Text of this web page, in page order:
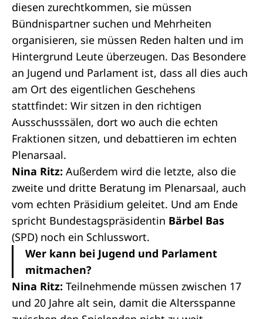
diesen zurechtkommen, sie müssen
Bündnispartner suchen und Mehrheiten
organisieren, sie müssen Reden halten und im
Hintergrund Leute überzeugen. Das Besondere
an Jugend und Parlament ist, dass all dies auch
am Ort des eigentlichen Geschehens
stattfindet: Wir sitzen in den richtigen
Ausschusssälen, dort wo auch die echten
Fraktionen sitzen, und debattieren im echten
Plenarsaal.
Nina Ritz: Außerdem wird die letzte, also die
zweite und dritte Beratung im Plenarsaal, auch
vom echten Präsidium geleitet. Und am Ende
spricht Bundestagspräsidentin Bärbel Bas
(SPD) noch ein Schlusswort.
Wer kann bei Jugend und Parlament
mitmachen?
Nina Ritz: Teilnehmende müssen zwischen 17
und 20 Jahre alt sein, damit die Altersspanne